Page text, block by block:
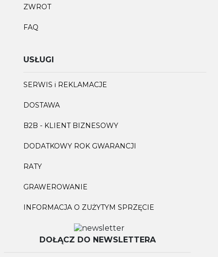
ZWROT
FAQ
USŁUGI
SERWIS i REKLAMACJE
DOSTAWA
B2B - KLIENT BIZNESOWY
DODATKOWY ROK GWARANCJI
RATY
GRAWEROWANIE
INFORMACJA O ZUŻYTYM SPRZĘCIE
DOŁĄCZ DO NEWSLETTERA